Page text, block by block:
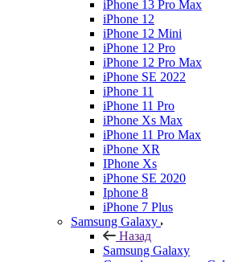
iPhone 13 Pro Max
iPhone 12
iPhone 12 Mini
iPhone 12 Pro
iPhone 12 Pro Max
iPhone SE 2022
iPhone 11
iPhone 11 Pro
iPhone Xs Max
iPhone 11 Pro Max
iPhone XR
IPhone Xs
iPhone SE 2020
Iphone 8
iPhone 7 Plus
Samsung Galaxy
Назад
Samsung Galaxy